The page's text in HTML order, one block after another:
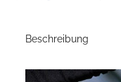
Beschreibung